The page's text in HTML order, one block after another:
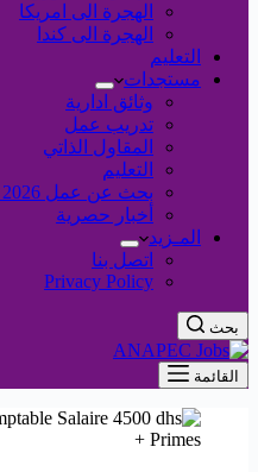
الهجرة الى امريكا
الهجرة الى كندا
التعليم
مستجدات
وثائق ادارية
تدريب عمل
المقاول الذاتي
التعليم
بحث عن عمل 2026 anapec
أخبار حصرية
المـزيد
اتصل بنا
Privacy Policy
بحث
القائمة